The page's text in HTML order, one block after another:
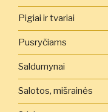
Pigiai ir tvariai
Pusryčiams
Saldumynai
Salotos, mišrainės